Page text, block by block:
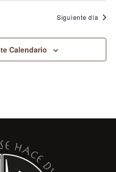
Siguiente día
Calendario